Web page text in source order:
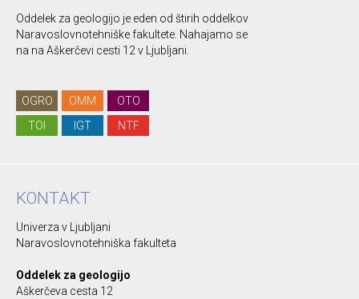
Oddelek za geologijo je eden od štirih oddelkov
Naravoslovnotehniške fakultete. Nahajamo se
na na Aškerčevi cesti 12 v Ljubljani.
OGRO OMM
OTO
TOI
IGT NTF
KONTAKT
Univerza v Ljubljani
Naravoslovnotehniška fakulteta
Oddelek za geologijo
Aškerčeva cesta 12